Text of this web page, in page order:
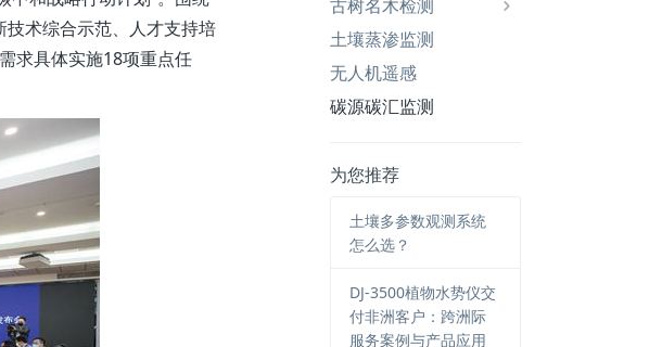
术综合示范、人才支持培
求具体实施18项重点任
古树名木检测
土壤蒸渗监测
无人机遥感
碳源碳汇监测
为您推荐
土壤多参数观测系统
怎么选？
DJ-3500植物水势仪交
付非洲客户：跨洲际
服务案例与产品应用